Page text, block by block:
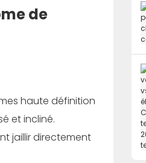
de
haute définition
et incliné.
jaillir directement